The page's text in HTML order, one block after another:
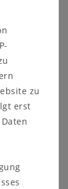
und
zu
erst